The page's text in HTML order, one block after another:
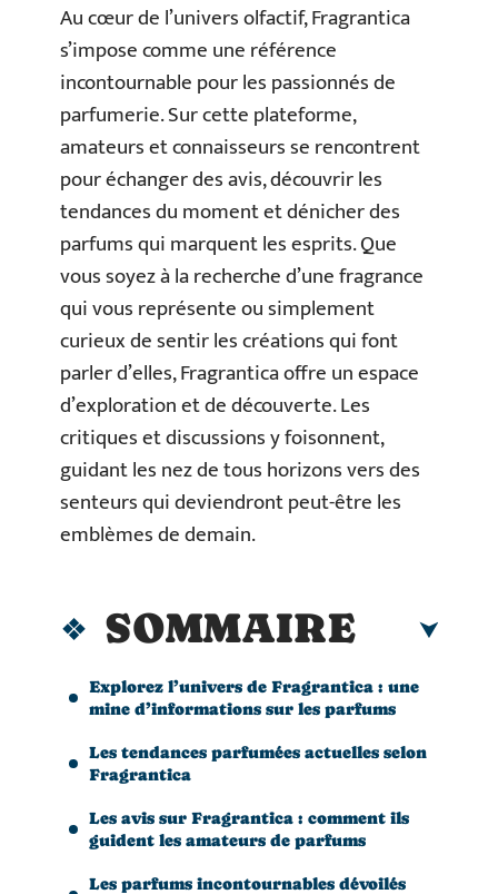
Au cœur de l’univers olfactif, Fragrantica
s’impose comme une référence
incontournable pour les passionnés de
parfumerie. Sur cette plateforme,
amateurs et connaisseurs se rencontrent
pour échanger des avis, découvrir les
tendances du moment et dénicher des
parfums qui marquent les esprits. Que
vous soyez à la recherche d’une fragrance
qui vous représente ou simplement
curieux de sentir les créations qui font
parler d’elles, Fragrantica offre un espace
d’exploration et de découverte. Les
critiques et discussions y foisonnent,
guidant les nez de tous horizons vers des
senteurs qui deviendront peut-être les
emblèmes de demain.
SOMMAIRE
Explorez l’univers de Fragrantica : une
mine d’informations sur les parfums
Les tendances parfumées actuelles selon
Fragrantica
Les avis sur Fragrantica : comment ils
guident les amateurs de parfums
Les parfums incontournables dévoilés